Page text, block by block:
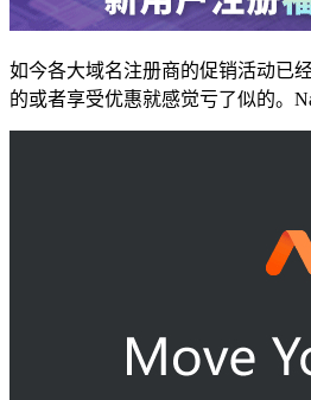
如今各大域名注册商的促销活动已
的或者享受优惠就感觉亏了似的。